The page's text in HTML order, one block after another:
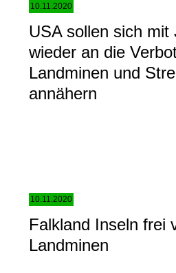
10.11.2020
USA sollen sich mit
wieder an die
Landminen und
annähern
10.11.2020
Falkland Inseln frei
Landminen